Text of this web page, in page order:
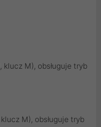
klucz M), obsługuje tryb
M), obsługuje tryb